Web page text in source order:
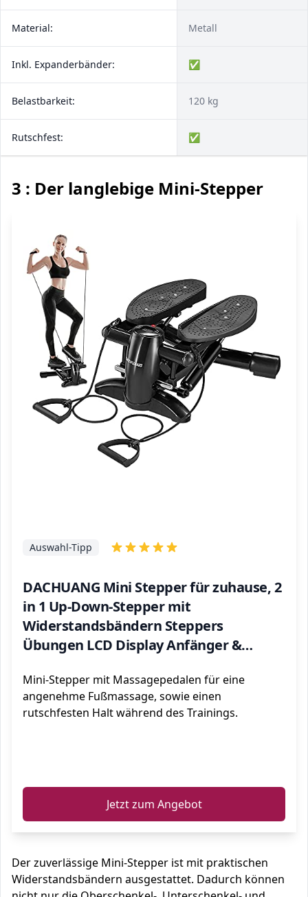
Material: Metall
Inkl. Expanderbänder: ✅
Belastbarkeit: 120 kg
Rutschfest: ✅
3 : Der langlebige Mini-Stepper
DACHUANG Mini Stepper für zuhause, 2
in 1 Up-Down-Stepper mit
Widerstandsbändern Steppers
Übungen LCD Display Anfänger &
Training, Bright Black
Auswahl-Tipp
Mini-Stepper mit Massagepedalen für eine
angenehme Fußmassage, sowie einen
rutschfesten Halt während des Trainings.
Jetzt zum Angebot
Der zuverlässige Mini-Stepper ist mit praktischen
Widerstandsbändern ausgestattet. Dadurch können